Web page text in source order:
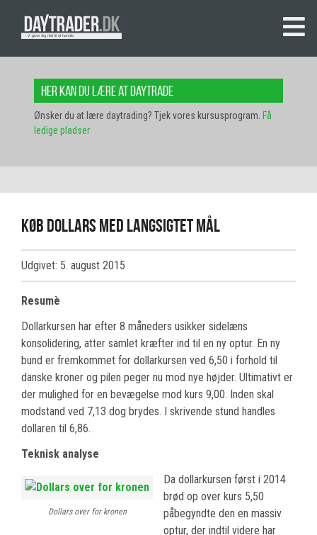
Her kan du lære at daytrade
Ønsker du at lære daytrading? Tjek vores kursusprogram. Få
ledige pladser
Køb dollars med langsigtet mål
Udgivet: 5. august 2015
Resumè
Dollarkursen har efter 8 måneders usikker sidelæns
konsolidering, atter samlet kræfter ind til en ny optur. En ny
bund er fremkommet for dollarkursen ved 6,50 i forhold til
danske kroner og pilen peger nu mod nye højder. Ultimativt er
der mulighed for en bevægelse mod kurs 9,00. Inden skal
modstand ved 7,13 dog brydes. I skrivende stund handles
dollaren til 6,86.
Teknisk analyse
Dollars over for kronen
Da dollarkursen først i 2014
brød op over kurs 5,50
påbegyndte den en massiv
optur, der indtil videre har